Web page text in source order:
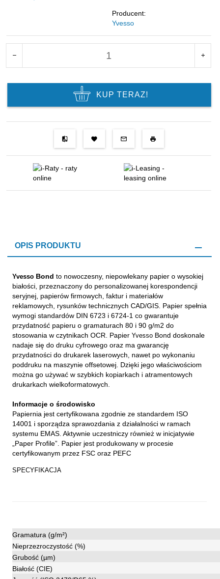
Producent:
Yvesso
KUP TERAZ!
OPIS PRODUKTU
Yvesso Bond to nowoczesny, niepowlekany papier o wysokiej
białości, przeznaczony do personalizowanej korespondencji
seryjnej, papierów firmowych, faktur i materiałów
reklamowych, rysunków technicznych CAD/GIS. Papier spełnia
wymogi standardów DIN 6723 i 6724-1 co gwarantuje
przydatność papieru o gramaturach 80 i 90 g/m2 do
stosowania w czytnikach OCR. Papier Yvesso Bond doskonale
nadaje się do druku cyfrowego oraz ma gwarancję
przydatności do drukarek laserowych, nawet po wykonaniu
poddruku na maszynie offsetowej. Dzięki jego właściwościom
można go używać w szybkich kopiarkach i atramentowych
drukarkach wielkoformatowych.
Informacje o środowisko
Papiernia jest certyfikowana zgodnie ze standardem ISO
14001 i sporządza sprawozdania z działalności w ramach
systemu EMAS. Aktywnie uczestniczy również w inicjatywie
„Paper Profile”. Papier jest produkowany w procesie
certyfikowanym przez FSC oraz PEFC
SPECYFIKACJA
Gramatura (g/m²)
Nieprzezroczystość (%)
Grubość (µm)
Białość (CIE)